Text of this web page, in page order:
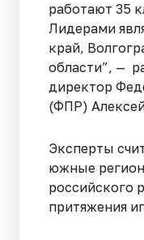
работают 35
Лидерами
край,
области”, —
директор
(ФПР)
Эксперты
южные
российского
притяжения